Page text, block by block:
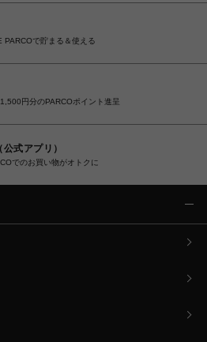
PARCOで貯まる＆使える
円分のPARCOポイント進呈
式アプリ）
でのお買い物がオトクに